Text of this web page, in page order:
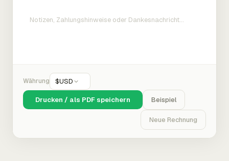
Währung $USD
Drucken / als PDF speichern Beispiel
Neue Rechnung